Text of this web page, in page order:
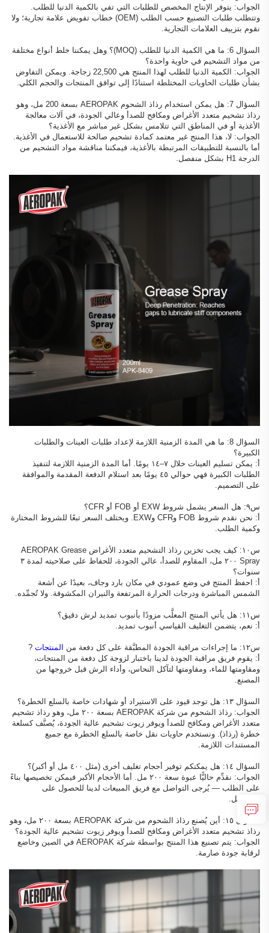
الجواب: يتوفر الإنتاج المخصص للطلبات التي تفي بالكمية الدنيا للطلب.
وتتطلب طلبات التصنيع حسب الطلب (OEM) خطاب تفويض علامة تجارية؛ ولا
نقوم بتزييف العلامات التجارية.
السؤال 6: ما هي الكمية الدنيا للطلب (MOQ)؟ وهل يمكننا خلط أنواع مختلفة
من مواد التشحيم في حاوية واحدة؟
الجواب: الكمية الدنيا للطلب لهذا المنتج هي 22,500 زجاجة. ويمكن التفاوض
بشأن طلبات الحاويات المختلطة استنادًا إلى توافق المنتجات والحجم الكلي.
السؤال 7: هل يمكن استخدام رذاذ الشحوم AEROPAK بسعة 200 مل، وهو
رذاذ تشحيم متعدد الأغراض ومكافح للصدأ وعالي الجودة، في آلات معالجة
الأغذية أو في المناطق التي تتلامس بشكل غير مباشر مع الأغذية؟
الجواب: لا، هذا المنتج غير معتمد كمادة تشحيم صالحة للاستعمال في الأغذية.
أما بالنسبة للتطبيقات المرتبطة بالأغذية، فيمكننا مناقشة مواد التشحيم من
الدرجة H1 بشكل منفصل.
السؤال 8: ما هي المدة الزمنية اللازمة لإعداد طلبات العينات والطلبات
الكبيرة؟
أ: يمكن تسليم العينات خلال ٧–١٤ يومًا. أما المدة الزمنية اللازمة لتنفيذ
الطلبات الكبيرة فهي حوالي ٤٥ يومًا بعد استلام الدفعة المقدمة والموافقة
على التصميم.
س٩: هل السعر يشمل شروط EXW أو FOB أو CFR؟
أ: نحن نقدم شروط FOB وCFR وEXW. ويختلف السعر تبعًا للشروط المختارة
وكمية الطلب.
س١٠: كيف يجب تخزين رذاذ التشحيم متعدد الأغراض AEROPAK Grease
Spray ٢٠٠ مل، المقاوم للصدأ، عالي الجودة، للحفاظ على صلاحيته لمدة ٣
سنوات؟
أ: احفظ المنتج في وضع عمودي في مكان بارد وجاف، بعيدًا عن أشعة
الشمس المباشرة ودرجات الحرارة المرتفعة والنيران المكشوفة. ولا تُجمِّده.
س١١: هل يأتي المنتج المعلَّب مزودًا بأنبوب تمديد لرش دقيق؟
أ: نعم، يتضمن التغليف القياسي أنبوب تمديد.
س١٢: ما إجراءات مراقبة الجودة المطبَّقة على كل دفعة من المنتجات ?
أ: يقوم فريق مراقبة الجودة لدينا باختبار لزوجة كل دفعة من المنتجات،
ومقاومتها للماء، ومقاومتها لتآكل النحاس، وأداء الرش قبل خروجها من
المصنع.
السؤال ١٣: هل توجد قيود على الاستيراد أو شهادات خاصة بالسلع الخطرة؟
الجواب: رذاذ الشحوم من شركة AEROPAK بسعة ٢٠٠ مل، وهو رذاذ تشحيم
متعدد الأغراض ومكافح للصدأ ويوفر زيوت تشحيم عالية الجودة، يُصنَّف كسلعة
خطرة (رذاذ). ونستخدم حاويات نقل خاصة بالسلع الخطرة مع جميع
المستندات اللازمة.
السؤال ١٤: هل يمكنكم توفير أحجام تغليف أخرى (مثل ٤٠٠ مل أو أكبر)؟
الجواب: نقدِّم حاليًّا عبوة سعة ٢٠٠ مل. أما الأحجام الأكبر فيمكن تخصيصها بناءً
على الطلب — يُرجى التواصل مع فريق المبيعات لدينا للحصول على
التفاصيل.
السؤال ١٥: أين يُصنع رذاذ الشحوم من شركة AEROPAK بسعة ٢٠٠ مل، وهو
رذاذ تشحيم متعدد الأغراض ومكافح للصدأ ويوفر زيوت تشحيم عالية الجودة؟
الجواب: يتم تصنيع هذا المنتج بواسطة شركة AEROPAK في الصين وخاضع
لرقابة جودة صارمة.